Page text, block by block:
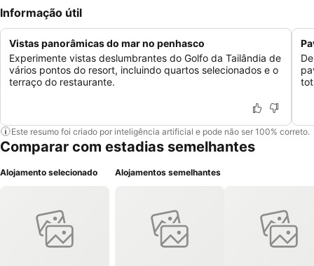
Informação útil
Vistas panorâmicas do mar no penhasco
Experimente vistas deslumbrantes do Golfo da Tailândia de
vários pontos do resort, incluindo quartos selecionados e o
terraço do restaurante.
Este resumo foi criado por inteligência artificial e pode não ser 100% correto.
Comparar com estadias semelhantes
Alojamento selecionado Alojamentos semelhantes